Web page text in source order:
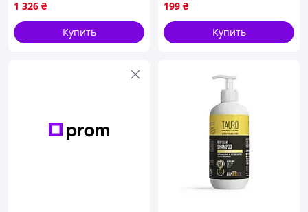
собак и кошек 1000 мл
|neper-TPL6|
1 326 ₴
Купить
199 ₴
Купить